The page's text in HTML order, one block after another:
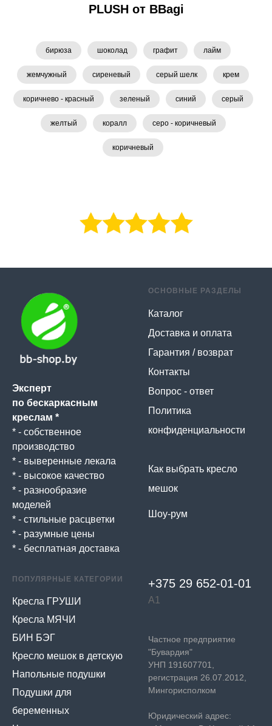
PLUSH от BBagi
бирюза шоколад графит лайм
жемчужный сиреневый серый шелк крем
коричнево - красный зеленый синий серый
желтый коралл серо - коричневый
коричневый
Эксперт
по бескаркасным
креслам *
* - собственное
производство
* - выверенные лекала
* - высокое качество
* - разнообразие
моделей
* - стильные расцветки
* - разумные цены
* - бесплатная доставка
ОСНОВНЫЕ РАЗДЕЛЫ
Каталог
Доставка и оплата
Гарантия / возврат
Контакты
Вопрос - ответ
Политика
конфиденциальности
Как выбрать кресло
мешок
Шоу-рум
ПОПУЛЯРНЫЕ КАТЕГОРИИ
Кресла ГРУШИ
Кресла МЯЧИ
БИН БЭГ
Кресло мешок в детскую
Напольные подушки
Подушки для
беременных
+375 29 652-01-01
А1
Частное предприятие
"Бувардия"
УНП 191607701,
регистрация 26.07.2012,
Мингорисполком
Юридический адрес: